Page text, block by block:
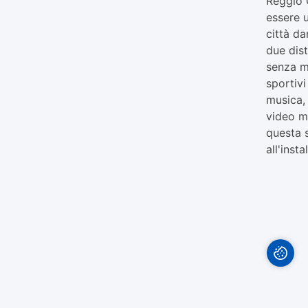
essere
città
due
senza
sportivi
video
questa